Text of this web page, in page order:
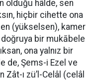
olduğu hâlde, sen
hiçbir cihette ona
(yükselsen), kamer
bir mukābele
ona yalnız bir
de, Şems-i Ezel ve
ı zü’l-Celâl (celâl